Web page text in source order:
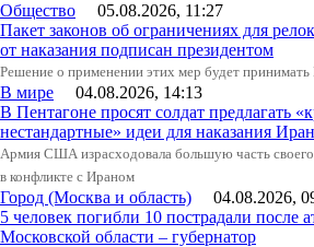
Общество 05.08.2026, 11:27
Пакет законов об ограничениях для
от наказания подписан президентом
Решение о применении этих мер будет
В мире 04.08.2026, 14:13
В Пентагоне просят солдат предлагать
нестандартные» идеи для наказания
Армия США израсходовала большую часть своего
в конфликте с Ираном
Город (Москва и область) 04.08.2026,
5 человек погибли 10 пострадали после
Московской области – губернатор